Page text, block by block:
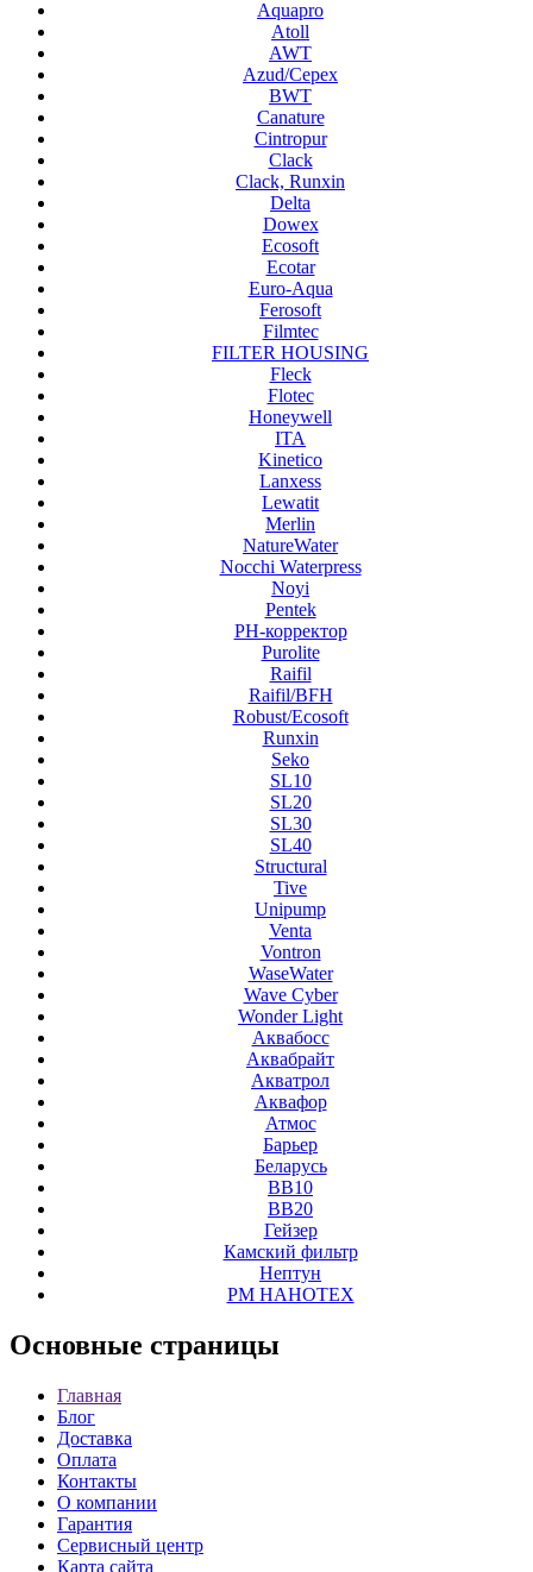
Aquapro
Atoll
AWT
Azud/Cepex
BWT
Canature
Cintropur
Clack
Clack, Runxin
Delta
Dowex
Ecosoft
Ecotar
Euro-Aqua
Ferosoft
Filmtec
FILTER HOUSING
Fleck
Flotec
Honeywell
ITA
Kinetico
Lanxess
Lewatit
Merlin
NatureWater
Nocchi Waterpress
Noyi
Pentek
PH-корректор
Purolite
Raifil
Raifil/BFH
Robust/Ecosoft
Runxin
Seko
SL10
SL20
SL30
SL40
Structural
Tive
Unipump
Venta
Vontron
WaseWater
Wave Cyber
Wonder Light
Аквабосс
Аквабрайт
Акватрол
Аквафор
Атмос
Барьер
Беларусь
ВВ10
ВВ20
Гейзер
Камский фильтр
Нептун
РМ НАНОТЕХ
Основные страницы
Главная
Блог
Доставка
Оплата
Контакты
О компании
Гарантия
Сервисный центр
Карта сайта